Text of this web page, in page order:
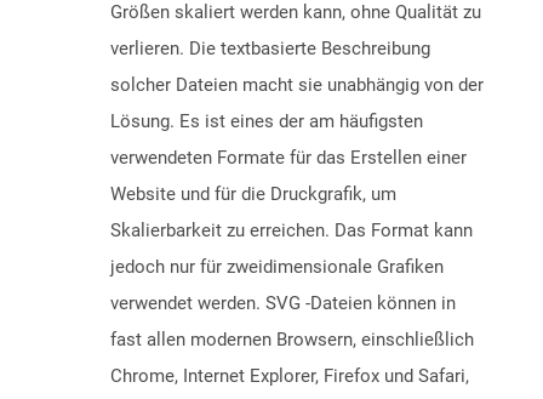
Größen skaliert werden kann, ohne Qualität zu
verlieren. Die textbasierte Beschreibung
solcher Dateien macht sie unabhängig von der
Lösung. Es ist eines der am häufigsten
verwendeten Formate für das Erstellen einer
Website und für die Druckgrafik, um
Skalierbarkeit zu erreichen. Das Format kann
jedoch nur für zweidimensionale Grafiken
verwendet werden. SVG -Dateien können in
fast allen modernen Browsern, einschließlich
Chrome, Internet Explorer, Firefox und Safari,